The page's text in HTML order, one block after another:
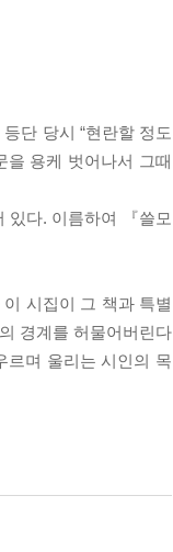
단 당시 “현란할 정도
을 용케 벗어나서 그때
있다. 이름하여 『쓸모
시집이 그 책과 특별
경계를 허물어버린다
르며 울리는 시인의 목